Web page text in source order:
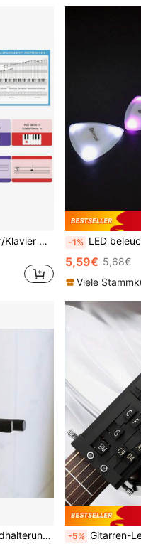
Klavier Notenblatt Poster/Klavier Musiktheorie Poster + 54 Klavier Noten Lernkarten, einschließlich 2 Kreuz/B Karten, 1 Klavier Notenblatt Theorie Wissen Poster, unverzichtbare Werkzeuge für Klavier Anfänger und Klavierlehrer
-1% LED beleuchtete Gitarrenplektren, Bass Gitarren Nachtleucht Plektren, in drei
5,59€ 5,68€
Viele
Universelle Gitarren-Wandhalterung - Verstellbare Haken geeignet für E-Gitarre/Gitarre, Bass, Ukulele, Violine, Erhu | Platzsparende, dauerhafte Halterung für Zuhause/Studio-Lagerung, Instrumentenschutz -5% Gitarren-Lernhilfen mit 16 Akkorden, ergonomischer